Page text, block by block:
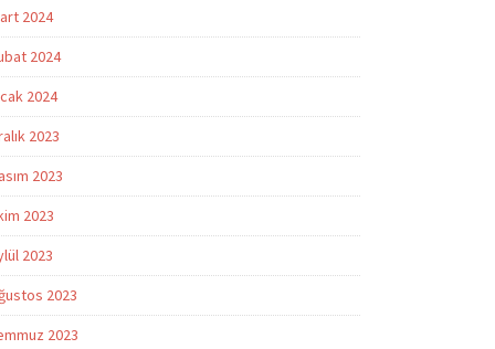
2024
2024
2024
2023
2023
2023
2023
2023
2023